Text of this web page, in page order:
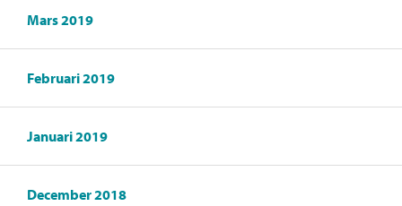
Mars 2019
Februari 2019
Januari 2019
December 2018